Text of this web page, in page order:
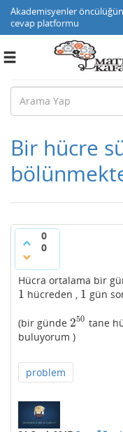
Akademisyenler
cevap platformu
Toggle
Bir hücre
0
0
Hücra ortalama bir
1
1 hücreden , 1
1 gün
(bir günde 250
250 tane
buluyorum )
problem